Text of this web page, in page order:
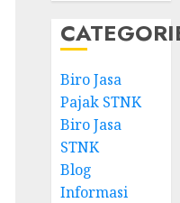
Biro Jasa
Pajak STNK
Biro Jasa
STNK
Blog
Informasi